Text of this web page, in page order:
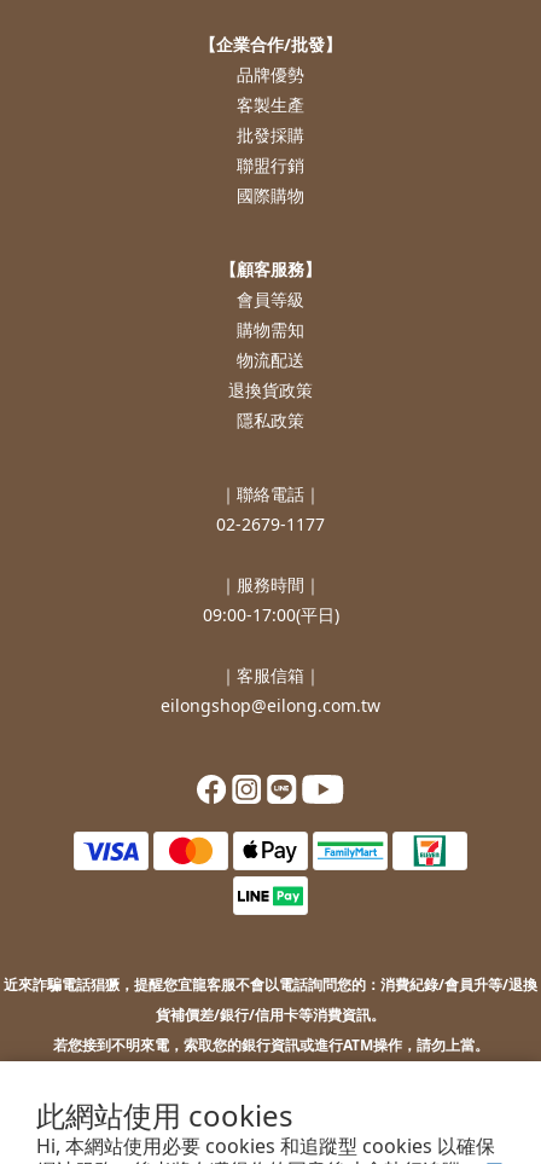
此網站使用 cookies
Hi, 本網站使用必要 cookies 和追蹤型 cookies 以確保
【企業合作/批發】
品牌優勢
客製生產
批發採購
聯盟行銷
國際購物
【顧客服務】
會員等級
購物需知
物流配送
退換貨政策
隱私政策
｜聯絡電話｜
02-2679-1177
｜服務時間｜
09:00-17:00(平日)
｜客服信箱｜
eilongshop@eilong.com.tw
近來詐騙電話猖獗，提醒您宜龍客服不會以電話詢問您的： 消費紀錄/會員升等/退換
貨補價差/銀行/信用卡等消費資訊。
若您接到不明來電，索取您的銀行資訊或進行ATM操作，請勿上當。